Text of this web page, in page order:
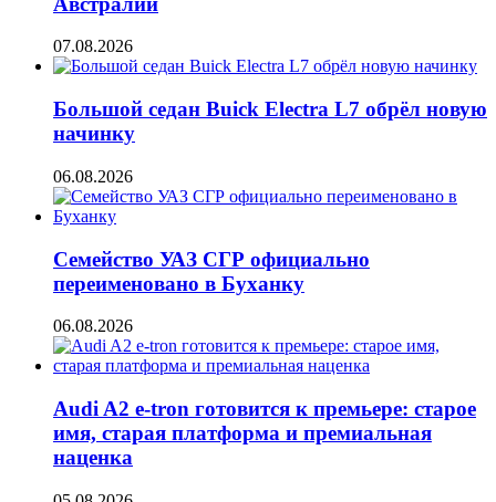
07.08.2026
Большой седан Buick Electra L7 обрёл новую
начинку
06.08.2026
Семейство УАЗ СГР официально
переименовано в Буханку
06.08.2026
Audi A2 e-tron готовится к премьере: старое
имя, старая платформа и премиальная
наценка